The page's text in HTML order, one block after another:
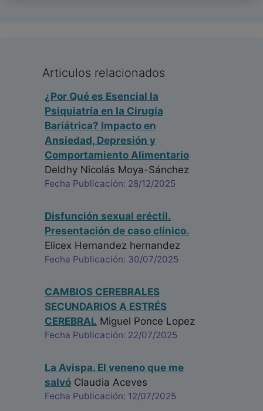
Articulos relacionados
¿Por Qué es Esencial la
Psiquiatría en la Cirugía
Bariátrica? Impacto en
Ansiedad, Depresión y
Comportamiento Alimentario
Deldhy Nicolás Moya-Sánchez
Fecha Publicación: 28/12/2025
Disfunción sexual eréctil.
Presentación de caso clínico.
Elicex Hernandez hernandez
Fecha Publicación: 30/07/2025
CAMBIOS CEREBRALES
SECUNDARIOS A ESTRÉS
CEREBRAL Miguel Ponce Lopez
Fecha Publicación: 22/07/2025
La Avispa. El veneno que me
salvó Claudia Aceves
Fecha Publicación: 12/07/2025